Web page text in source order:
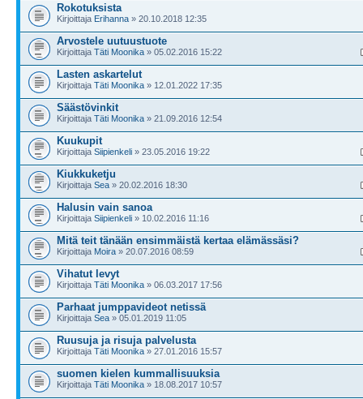
Rokotuksista
Kirjoittaja Erihanna » 20.10.2018 12:35
Arvostele uutuustuote
Kirjoittaja Täti Moonika » 05.02.2016 15:22
Lasten askartelut
Kirjoittaja Täti Moonika » 12.01.2022 17:35
Säästövinkit
Kirjoittaja Täti Moonika » 21.09.2016 12:54
Kuukupit
Kirjoittaja Siipienkeli » 23.05.2016 19:22
Kiukkuketju
Kirjoittaja Sea » 20.02.2016 18:30
Halusin vain sanoa
Kirjoittaja Siipienkeli » 10.02.2016 11:16
Mitä teit tänään ensimmäistä kertaa elämässäsi?
Kirjoittaja Moira » 20.07.2016 08:59
Vihatut levyt
Kirjoittaja Täti Moonika » 06.03.2017 17:56
Parhaat jumppavideot netissä
Kirjoittaja Sea » 05.01.2019 11:05
Ruusuja ja risuja palvelusta
Kirjoittaja Täti Moonika » 27.01.2016 15:57
suomen kielen kummallisuuksia
Kirjoittaja Täti Moonika » 18.08.2017 10:57